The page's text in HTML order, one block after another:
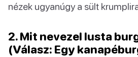
nézek ugyanúgy a sült
2. Mit nevezel lusta
(Válasz: Egy